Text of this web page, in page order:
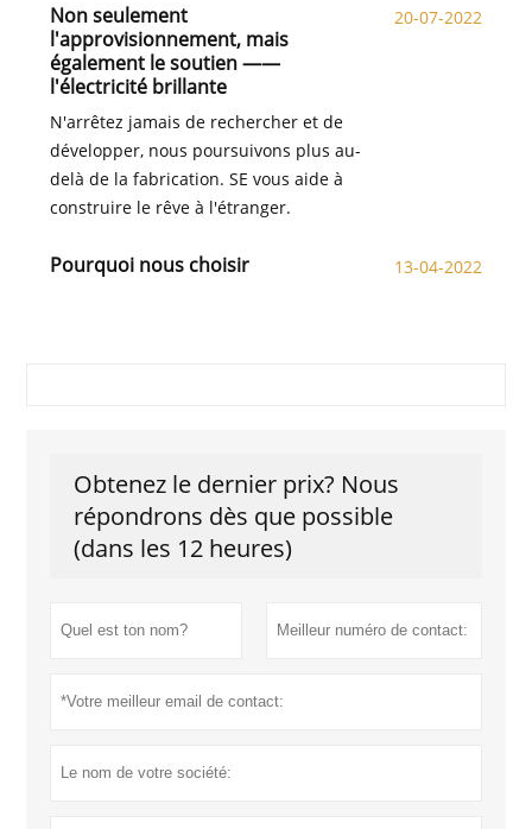
Non seulement
l'approvisionnement, mais
également le soutien ——
l'électricité brillante
N'arrêtez jamais de rechercher et de
développer, nous poursuivons plus au-
delà de la fabrication. SE vous aide à
construire le rêve à l'étranger.
20-07-2022
Pourquoi nous choisir 13-04-2022
Obtenez le dernier prix? Nous
répondrons dès que possible
(dans les 12 heures)